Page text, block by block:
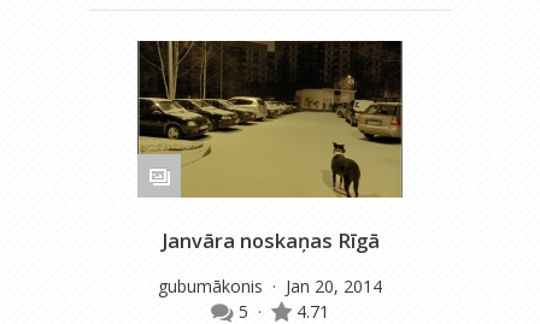
Janvāra noskaņas Rīgā
gubumākonis · Jan 20, 2014
5 · 4.71